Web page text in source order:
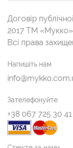
Договір
2017 ТМ «Мукко»
Всі права
Напишіть нам
Зателефонуйте
+38 067 725 30 41